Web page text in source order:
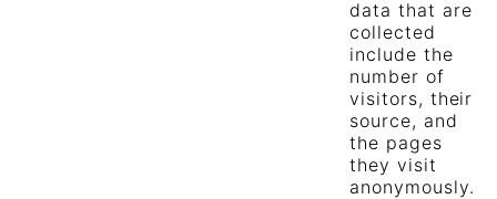
data that are
collected
include the
number of
visitors, their
source, and
the pages
they visit
anonymously.